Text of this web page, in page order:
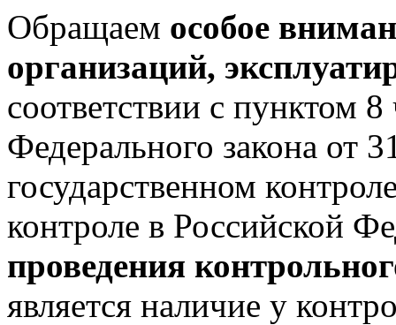
Обращаем особое
организаций,
соответствии с пунктом 8
Федерального закона
государственном
контроле в Российской
проведения
является наличие у